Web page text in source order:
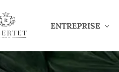
ENTREPRISE